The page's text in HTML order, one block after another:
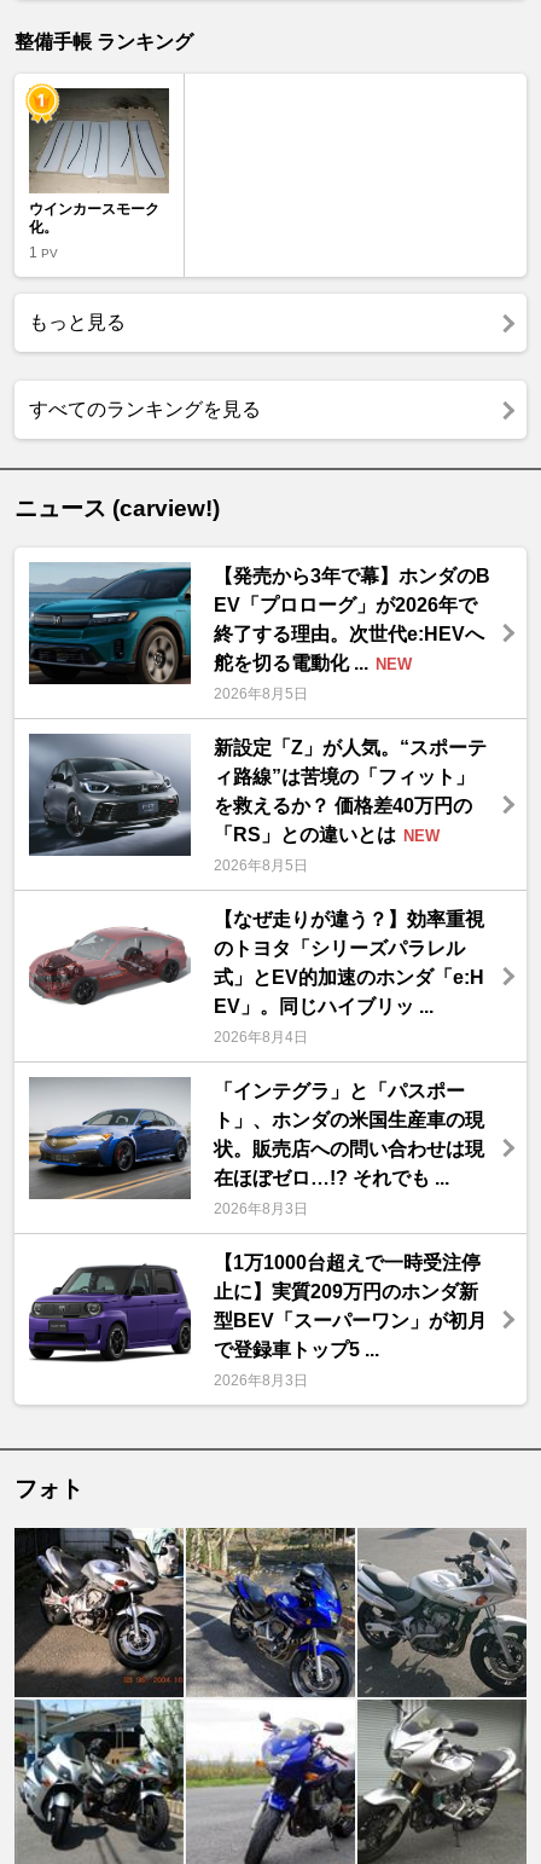
整備手帳 ランキング
ウインカースモーク
化。
1 PV
もっと見る
すべてのランキングを見る
ニュース (carview!)
【発売から3年で幕】ホンダのB
EV「プロローグ」が2026年で
終了する理由。次世代e:HEVへ
舵を切る電動化 ... NEW
2026年8月5日
新設定「Z」が人気。“スポーテ
ィ路線”は苦境の「フィット」
を救えるか？ 価格差40万円の
「RS」との違いとは NEW
2026年8月5日
【なぜ走りが違う？】効率重視
のトヨタ「シリーズパラレル
式」とEV的加速のホンダ「e:H
EV」。同じハイブリッ ...
2026年8月4日
「インテグラ」と「パスポー
ト」、ホンダの米国生産車の現
状。販売店への問い合わせは現
在ほぼゼロ…!? それでも ...
2026年8月3日
【1万1000台超えで一時受注停
止に】実質209万円のホンダ新
型BEV「スーパーワン」が初月
で登録車トップ5 ...
2026年8月3日
フォト